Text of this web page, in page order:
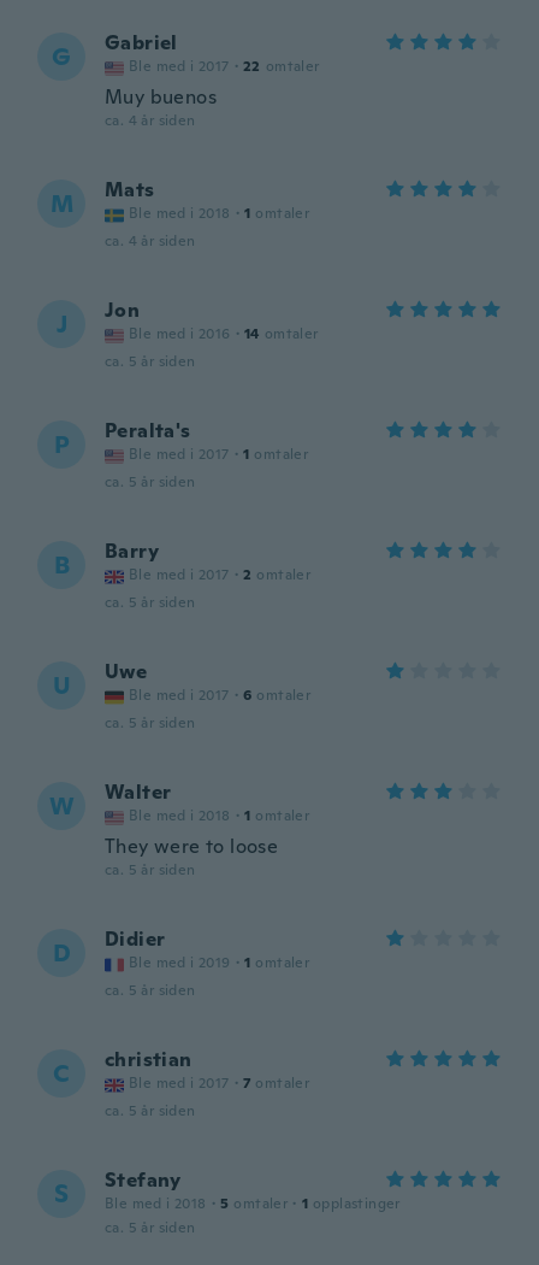
G Gabriel
Ble med i 2017 · 22 omtaler
Muy buenos
ca. 4 år siden
M Mats
Ble med i 2018 · 1 omtaler
ca. 4 år siden
J Jon
Ble med i 2016 · 14 omtaler
ca. 5 år siden
P Peralta's
Ble med i 2017 · 1 omtaler
ca. 5 år siden
B Barry
Ble med i 2017 · 2 omtaler
ca. 5 år siden
U Uwe
Ble med i 2017 · 6 omtaler
ca. 5 år siden
W Walter
Ble med i 2018 · 1 omtaler
They were to loose
ca. 5 år siden
D Didier
Ble med i 2019 · 1 omtaler
ca. 5 år siden
C christian
Ble med i 2017 · 7 omtaler
ca. 5 år siden
S Stefany
Ble med i 2018 · 5 omtaler · 1 opplastinger
ca. 5 år siden